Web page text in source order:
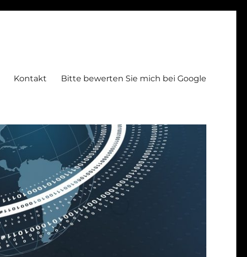
Kontakt Bitte bewerten Sie mich bei Google